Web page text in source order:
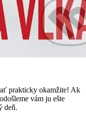
prakticky okamžite! Ak
vám ju ešte
deň.